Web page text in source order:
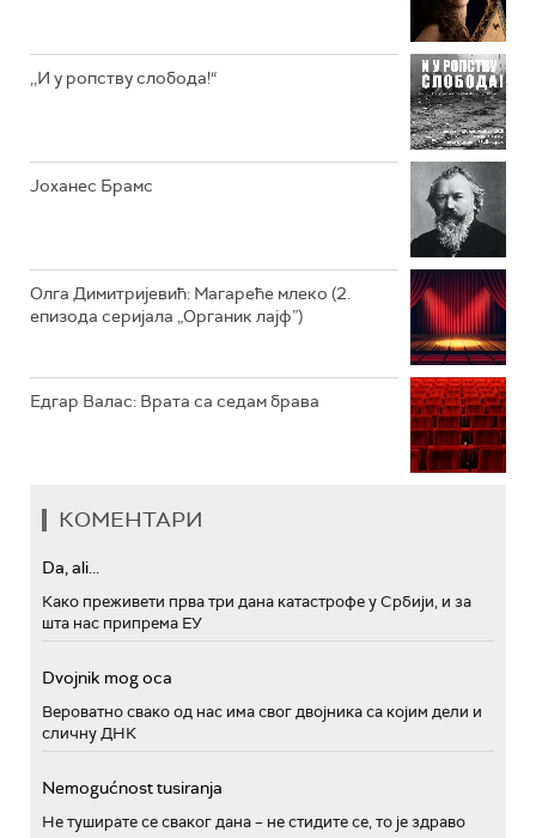
РАДИО ЏЕЗЕР
,,И у ропству слобода!“
Јоханес Брамс
Олга Димитријевић: Магареће млеко (2.
епизода серијала „Органик лајф”)
Едгар Валас: Врата са седам брава
КОМЕНТАРИ
Da, ali...
Како преживети прва три дана катастрофе у Србији, и за
шта нас припрема ЕУ
Dvojnik mog oca
Вероватно свако од нас има свог двојника са којим дели и
сличну ДНК
Nemogućnost tusiranja
Не туширате се сваког дана – не стидите се, то је здраво